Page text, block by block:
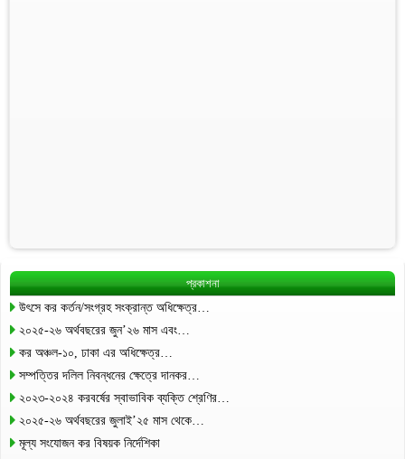
প্রকাশনা
উৎসে কর কর্তন/সংগ্রহ সংক্রান্ত অধিক্ষেত্র…
২০২৫-২৬ অর্থবছরের জুন’২৬ মাস এবং…
কর অঞ্চল-১০, ঢাকা এর অধিক্ষেত্র…
সম্পত্তির দলিল নিবন্ধনের ক্ষেত্রে দানকর…
২০২৩-২০২৪ করবর্ষের স্বাভাবিক ব্যক্তি শ্রেণির…
২০২৫-২৬ অর্থবছরের জুলাই’২৫ মাস থেকে…
মূল্য সংযোজন কর বিষয়ক নির্দেশিকা